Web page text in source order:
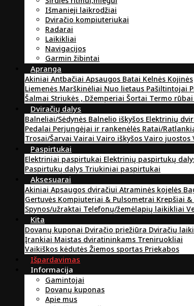
Išmanieji laikrodžiai
Dviračio kompiuteriukai
Radarai
Laikikliai
Navigacijos
Garmin žibintai
Apranga
Akiniai Antbačiai Apsaugos Batai Kelnės Kojinės
Liemenės Marškinėliai Nuo lietaus Pašiltintojai
Šalmai Striukės , Džemperiai Šortai Termo rūbai
Dviračių dalys
Balneliai/Sėdynės Balnelio iškyšos Elektrinių
Pedalai Perjungėjai ir rankenėlės Ratai/
Trosai/Šarvai Vairai Vairo iškyšos Vairo juostos
Paspirtukai
Elektriniai paspirtukai Elektrinių paspirtukų
Paspirtukų dalys Triukiniai paspirtukai
Aksesuarai
Akiniai Apsaugos dviračiui Atraminės kojelės
Gertuvės Kompiuteriai & Pulsometrai Krepšiai
Spynos/užraktai Telefonų/žemėlapių laikikliai
Kita
Dovanų kuponai Dviračio priežiūra Dviračių
Įrankiai Maistas dviratininkams Treniruokliai
Vaikiškos kėdutės Žiemos sportas Priekabos
Išpardavimas
Informacija
Gamintojai
Dovanų kuponas
Apie mus